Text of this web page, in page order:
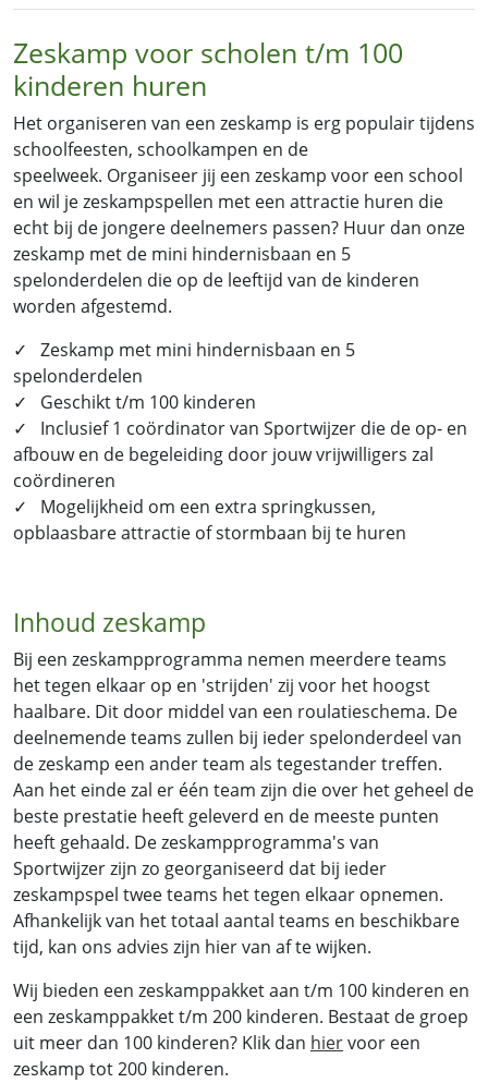
Zeskamp voor scholen t/m 100
kinderen huren
Het organiseren van een zeskamp is erg populair tijdens
schoolfeesten, schoolkampen en de
speelweek. Organiseer jij een zeskamp voor een school
en wil je zeskampspellen met een attractie huren die
echt bij de jongere deelnemers passen? Huur dan onze
zeskamp met de mini hindernisbaan en 5
spelonderdelen die op de leeftijd van de kinderen
worden afgestemd.
✓ Zeskamp met mini hindernisbaan en 5
spelonderdelen
✓ Geschikt t/m 100 kinderen
✓ Inclusief 1 coördinator van Sportwijzer die de op- en
afbouw en de begeleiding door jouw vrijwilligers zal
coördineren
✓ Mogelijkheid om een extra springkussen,
opblaasbare attractie of stormbaan bij te huren
Inhoud zeskamp
Bij een zeskampprogramma nemen meerdere teams
het tegen elkaar op en 'strijden' zij voor het hoogst
haalbare. Dit door middel van een roulatieschema. De
deelnemende teams zullen bij ieder spelonderdeel van
de zeskamp een ander team als tegestander treffen.
Aan het einde zal er één team zijn die over het geheel de
beste prestatie heeft geleverd en de meeste punten
heeft gehaald. De zeskampprogramma's van
Sportwijzer zijn zo georganiseerd dat bij ieder
zeskampspel twee teams het tegen elkaar opnemen.
Afhankelijk van het totaal aantal teams en beschikbare
tijd, kan ons advies zijn hier van af te wijken.
Wij bieden een zeskamppakket aan t/m 100 kinderen en
een zeskamppakket t/m 200 kinderen. Bestaat de groep
uit meer dan 100 kinderen? Klik dan hiervoor een
zeskamp tot 200 kinderen.